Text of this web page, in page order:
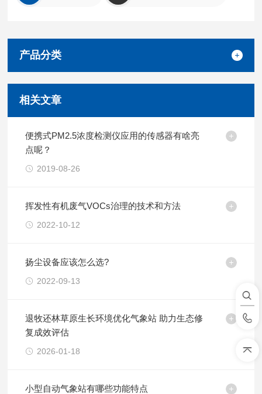
产品分类
相关文章
便携式PM2.5浓度检测仪应用的传感器有啥亮
点呢？
2019-08-26
挥发性有机废气VOCs治理的技术和方法
2022-10-12
扬尘设备应该怎么选?
2022-09-13
退牧还林草原生长环境优化气象站 助力生态修
复成效评估
2026-01-18
小型自动气象站有哪些功能特点